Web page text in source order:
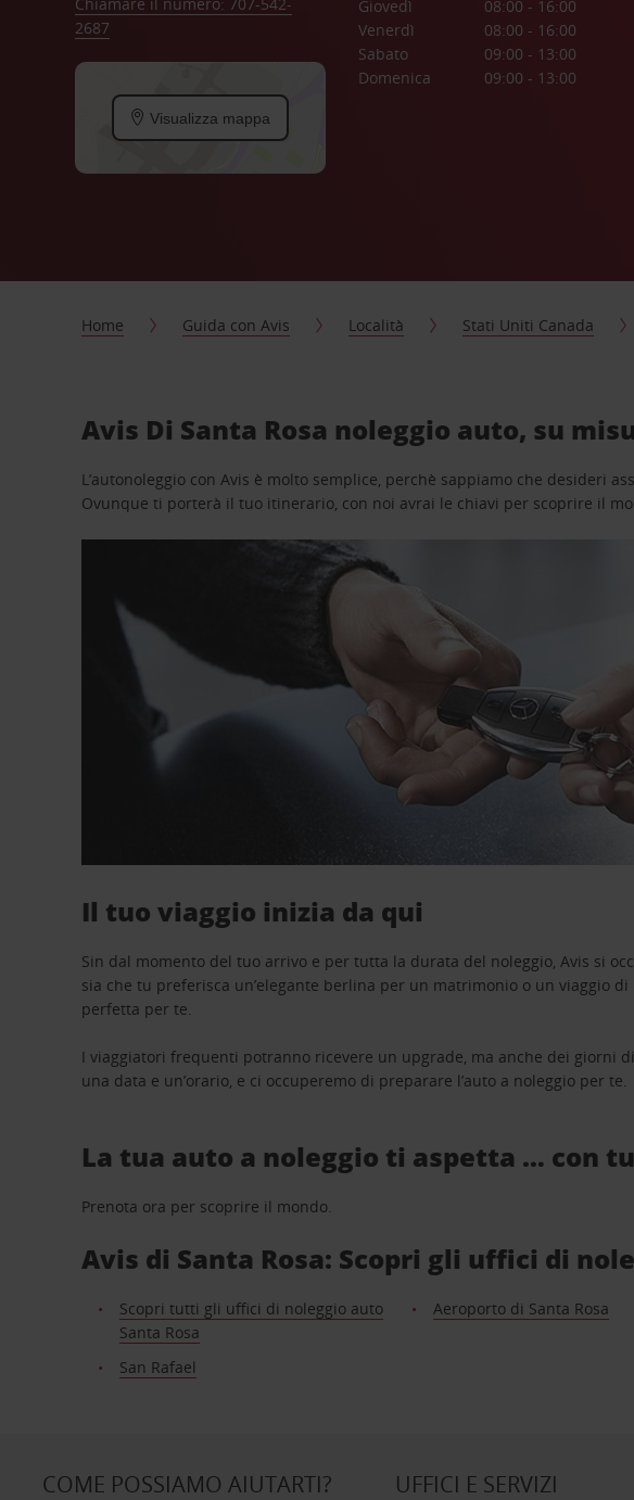
2687
Visualizza mappa
Giovedì
08:00 - 16:00
Venerdì
08:00 - 16:00
Sabato
09:00 - 13:00
Domenica
09:00 - 13:00
Home Guida con Avis Località Stati Uniti Canada
Avis Di Santa Rosa noleggio auto, su
L’autonoleggio con Avis è molto semplice, perchè sappiamo che desideri
Ovunque ti porterà il tuo itinerario, con noi avrai le chiavi per scoprire il
Il tuo viaggio inizia da qui
Sin dal momento del tuo arrivo e per tutta la durata del noleggio, Avis si
sia che tu preferisca un’elegante berlina per un matrimonio o un viaggio
perfetta per te.
I viaggiatori frequenti potranno ricevere un upgrade, ma anche dei
una data e un’orario, e ci occuperemo di preparare l’auto a noleggio per te.
La tua auto a noleggio ti aspetta … con
Prenota ora per scoprire il mondo.
Avis di Santa Rosa: Scopri gli uffici di
Scopri tutti gli uffici di noleggio auto
Santa Rosa
Aeroporto di Santa Rosa
San Rafael
COME POSSIAMO AIUTARTI? UFFICI E SERVIZI